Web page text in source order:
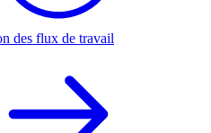
des flux de travail